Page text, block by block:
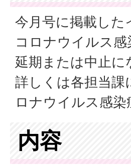
今月号に掲載した
コロナウイルス
延期または中止
詳しくは各担当
ロナウイルス感
内容